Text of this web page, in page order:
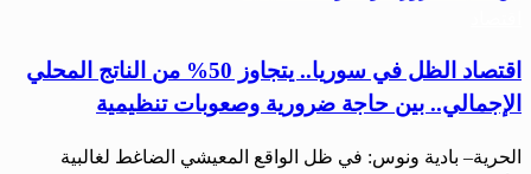
اقتصاد الظل في سوريا.. يتجاوز 50% من الناتج المحلي
الإجمالي.. بين حاجة ضرورية وصعوبات تنظيمية
الحرية– بادية ونوس: في ظل الواقع المعيشي الضاغط لغالبية